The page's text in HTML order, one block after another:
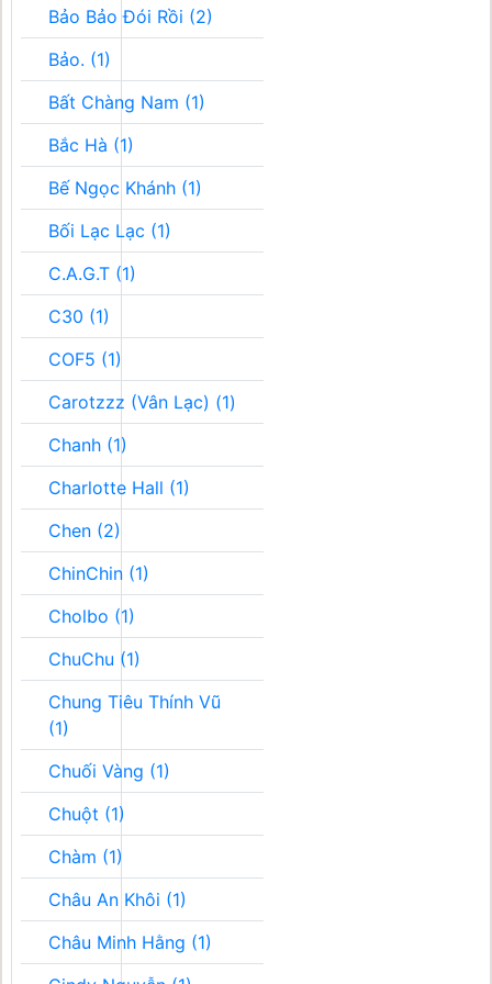
Bảo Bảo Đói Rồi (2)
Bảo. (1)
Bất Chàng Nam (1)
Bắc Hà (1)
Bế Ngọc Khánh (1)
Bối Lạc Lạc (1)
C.A.G.T (1)
C30 (1)
COF5 (1)
Carotzzz (Vân Lạc) (1)
Chanh (1)
Charlotte Hall (1)
Chen (2)
ChinChin (1)
Cholbo (1)
ChuChu (1)
Chung Tiêu Thính Vũ
(1)
Chuối Vàng (1)
Chuột (1)
Chàm (1)
Châu An Khôi (1)
Châu Minh Hằng (1)